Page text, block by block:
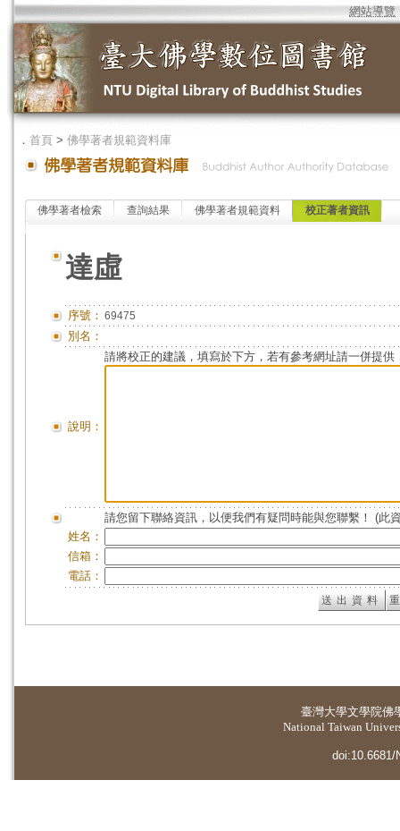
網站導覽
． 首頁 > 佛學著者規範資料庫
佛學著者檢索 查詢結果 佛學著者規範資料 校正著者資訊
達虛
序號： 69475
別名：
說明：
請將校正的建議，填寫於下方，若有參考網址請一併提供
請您留下聯絡資訊，以便我們有疑問時能與您聯繫！ (此
姓名：
信箱：
電話：
臺灣大學文學院佛
National Taiwan
doi:10.6681/